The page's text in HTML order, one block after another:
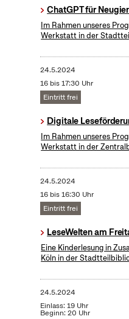
ChatGPT für
Im Rahmen unseres
Werkstatt in der
24.5.2024
16 bis 17:30 Uhr
Eintritt frei
Digitale
Im Rahmen unseres
Werkstatt in der
24.5.2024
16 bis 16:30 Uhr
Eintritt frei
LeseWelten am
Eine Kinderlesung in
Köln in der
24.5.2024
Einlass: 19 Uhr
Beginn: 20 Uhr